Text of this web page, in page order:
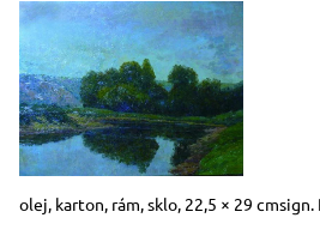
Rozměry
Stručný popis předmětu
olej, karton, rám, sklo, 22,5 × 29 cmsign.